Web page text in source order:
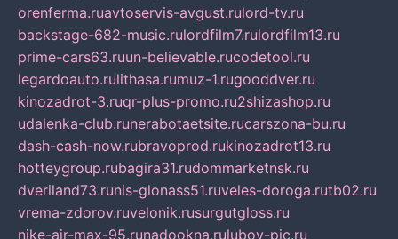
orenferma.ruavtoservis-avgust.rulord-tv.ru
backstage-682-music.rulordfilm7.rulordfilm13.ru
prime-cars63.ruun-believable.rucodetool.ru
legardoauto.rulithasa.rumuz-1.rugooddver.ru
kinozadrot-3.ruqr-plus-promo.ru2shizashop.ru
udalenka-club.runerabotaetsite.rucarszona-bu.ru
dash-cash-now.rubravoprod.rukinozadrot13.ru
hotteygroup.rubagira31.rudommarketnsk.ru
dveriland73.runis-glonass51.ruveles-doroga.rutb02.ru
vrema-zdorov.ruvelonik.rusurgutgloss.ru
nike-air-max-95.runadookna.rulubov-pic.ru